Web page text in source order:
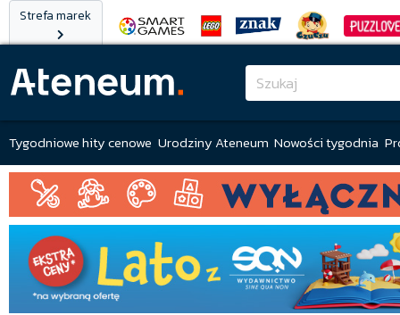
Strefa marek
Tygodniowe hity cenowe Urodziny Ateneum Nowości tygodnia